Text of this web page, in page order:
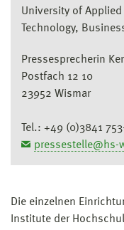
University of Applied
Technology,
Pressesprecherin
Postfach 12 10
23952 Wismar
Tel.: +49 (0)3841
pressestelle@hs-
Die einzelnen
Institute der